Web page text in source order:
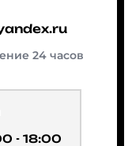
24 часов
- 18:00